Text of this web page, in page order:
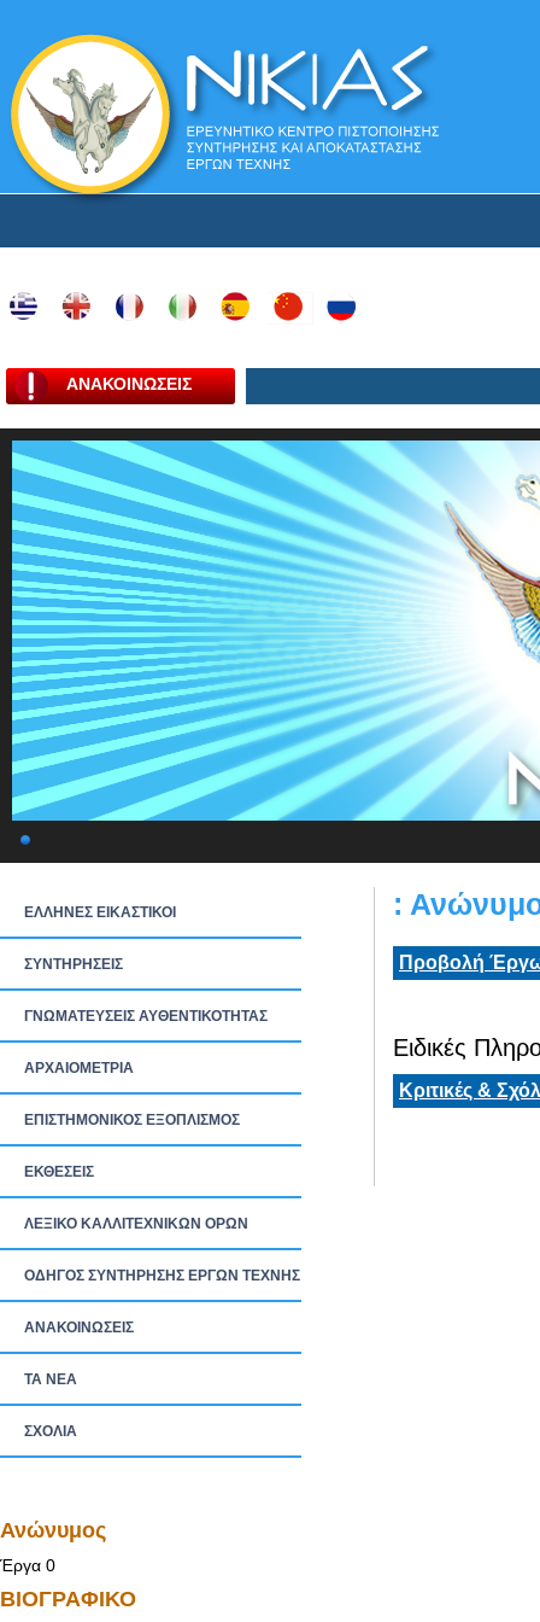
ΑΝΑΚΟΙΝΩΣΕΙΣ
ΕΛΛΗΝΕΣ ΕΙΚΑΣΤΙΚΟΙ
ΣΥΝΤΗΡΗΣΕΙΣ
ΓΝΩΜΑΤΕΥΣΕΙΣ ΑΥΘΕΝΤΙΚΟΤΗΤΑΣ
ΑΡΧΑΙΟΜΕΤΡΙΑ
ΕΠΙΣΤΗΜΟΝΙΚΟΣ ΕΞΟΠΛΙΣΜΟΣ
ΕΚΘΕΣΕΙΣ
ΛΕΞΙΚΟ ΚΑΛΛΙΤΕΧΝΙΚΩΝ ΟΡΩΝ
ΟΔΗΓΟΣ ΣΥΝΤΗΡΗΣΗΣ ΕΡΓΩΝ ΤΕΧΝΗΣ
ΑΝΑΚΟΙΝΩΣΕΙΣ
ΤΑ ΝEΑ
ΣΧΟΛΙΑ
:
Προβολή
Ειδικές
Κριτικές &
Ανώνυμος
Έργα 0
ΒΙΟΓΡΑΦΙΚΟ